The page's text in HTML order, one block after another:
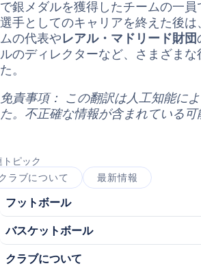
で銀メダルを獲得したチームの一員
選手としてのキャリアを終えた後
ムの代表やレアル・マドリード財団
ルのディレクターなど、さまざまな
た。
免責事項： この翻訳は人工知能に
た。不正確な情報が含まれている可
トピック
ラブについて
最新情報
フットボール
バスケットボール
クラブについて